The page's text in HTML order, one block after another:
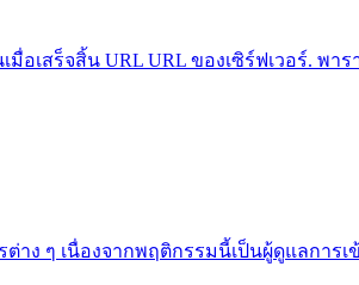
เสร็จสิ้น URL URL ของเซิร์ฟเวอร์. พา
าง ๆ เนื่องจากพฤติกรรมนี้เป็นผู้ดูแลกา